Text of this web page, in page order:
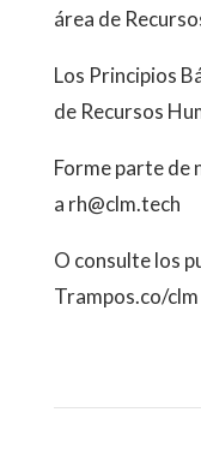
área de
Los Principios
de Recursos
Forme parte de
a rh@clm.tech
O consulte los
Trampos.co/clm